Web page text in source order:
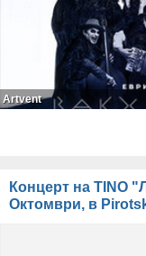
Artvent
Концерт на TINO
Октомври, в